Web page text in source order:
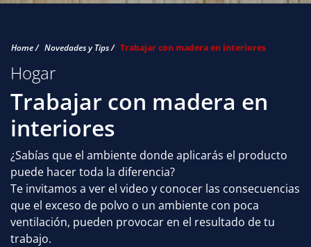
Home / Novedades y Tips / Trabajar con madera en interiores
Hogar
Trabajar con madera en
interiores
¿Sabías que el ambiente donde aplicarás el producto
puede hacer toda la diferencia?
Te invitamos a ver el video y conocer las consecuencias
que el exceso de polvo o un ambiente con poca
ventilación, pueden provocar en el resultado de tu
trabajo.